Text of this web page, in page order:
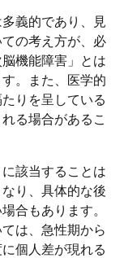
義的であり、見
の考え方が、必
機能障害」とは
。また、医学的
りを呈している
る場合があるこ
該当することは
り、具体的な後
合もあります。
は、急性期から
個人差が現れる